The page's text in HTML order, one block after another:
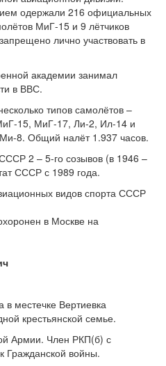
одержали 216 официальных
МиГ-15 и 9 лётчиков
лично участвовать в
академии занимал
в ВВС.
типов самолётов –
15, МиГ-17, Ли-2, Ил-14 и
8. Общий налёт 1.937 часов.
2 – 5-го созывов (в 1946 –
СССР с 1989 года.
видов спорта СССР
в Москве на
в местечке Вертиевка
крестьян­ской семье.
Армии. Член РКП(б) с
Гражданской войны.